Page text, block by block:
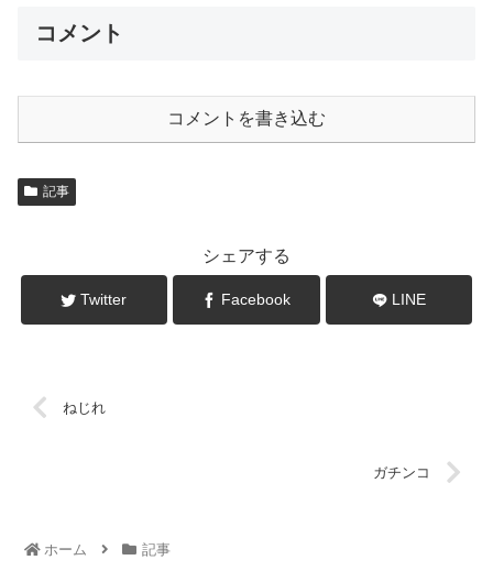
コメント
コメントを書き込む
記事
シェアする
Twitter Facebook LINE
ねじれ
ガチンコ
ホーム 記事